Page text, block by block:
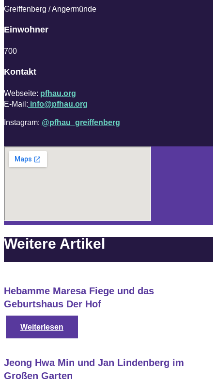
Greiffenberg / Angermünde
Einwohner
700
Kontakt
Webseite: pfhau.org
E-Mail: info@pfhau.org
Instagram: @pfhau_greiffenberg
Weitere Artikel
Hebamme Maresa Fiege und das
Geburtshaus Der Hof
Weiterlesen
Jeong Hwa Min und Jan Lindenberg im
Großen Garten